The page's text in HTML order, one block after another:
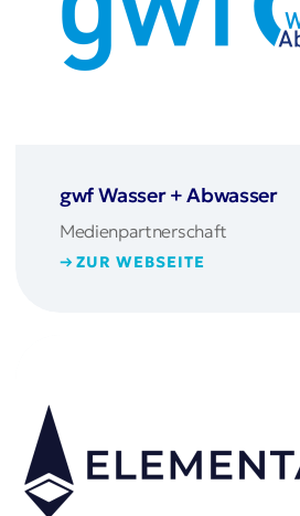
gwf Wasser + Abwasser
Medienpartnerschaft
ZUR WEBSEITE